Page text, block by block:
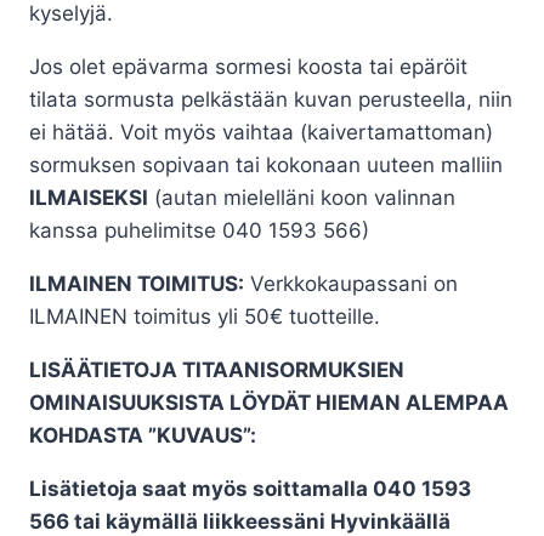
kyselyjä.
Jos olet epävarma sormesi koosta tai epäröit
tilata sormusta pelkästään kuvan perusteella, niin
ei hätää. Voit myös vaihtaa (kaivertamattoman)
sormuksen sopivaan tai kokonaan uuteen malliin
ILMAISEKSI (autan mielelläni koon valinnan
kanssa puhelimitse 040 1593 566)
ILMAINEN TOIMITUS: Verkkokaupassani on
ILMAINEN toimitus yli 50€ tuotteille.
LISÄÄTIETOJA TITAANISORMUKSIEN
OMINAISUUKSISTA LÖYDÄT HIEMAN ALEMPAA
KOHDASTA ”KUVAUS”:
Lisätietoja saat myös soittamalla 040 1593
566 tai käymällä liikkeessäni Hyvinkäällä